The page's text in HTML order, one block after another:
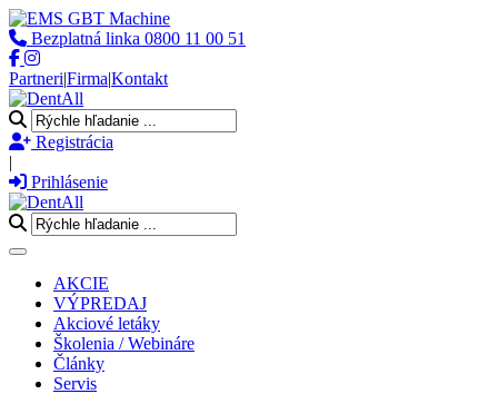
Bezplatná linka 0800 11 00 51
Partneri|Firma|Kontakt
Registrácia
|
Prihlásenie
Toggle navigation
AKCIE
VÝPREDAJ
Akciové letáky
Školenia / Webináre
Články
Servis